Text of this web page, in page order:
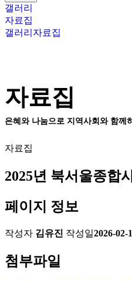
갤러리
자료집
갤러리 자료집
자료집
은혜와 나눔으로 지역사회와 함께
자료집
2025년 북서울종합
페이지 정보
작성자 김유진 작성일2026-02-
첨부파일